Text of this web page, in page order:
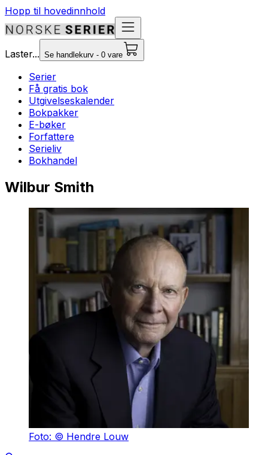
Hopp til hovedinnhold
Laster... Se handlekurv - 0 vare
Serier
Få gratis bok
Utgivelseskalender
Bokpakker
E-bøker
Forfattere
Serieliv
Bokhandel
Wilbur Smith
Foto: © Hendre Louw